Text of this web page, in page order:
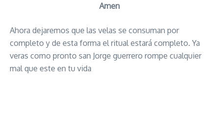
Amen
Ahora dejaremos que las velas se consuman por
completo y de esta forma el ritual estará completo. Ya
veras como pronto san Jorge guerrero rompe cualquier
mal que este en tu vida